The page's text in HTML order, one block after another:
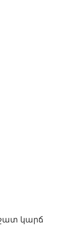
կարճ